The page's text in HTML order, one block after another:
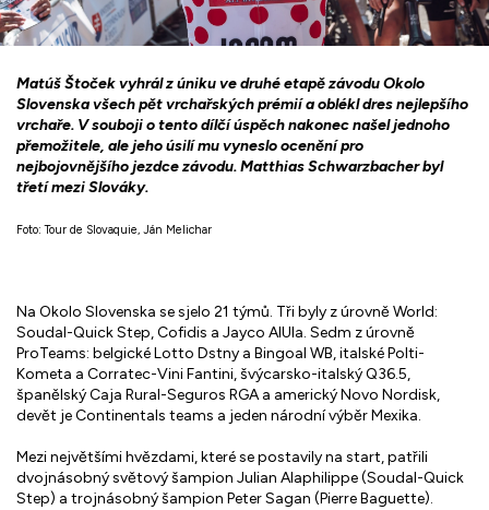
Matúš Štoček vyhrál z úniku ve druhé etapě závodu Okolo
Slovenska všech pět vrchařských prémií a oblékl dres nejlepšího
vrchaře. V souboji o tento dílčí úspěch nakonec našel jednoho
přemožitele, ale jeho úsilí mu vyneslo ocenění pro
nejbojovnějšího jezdce závodu. Matthias Schwarzbacher byl
třetí mezi Slováky.
Foto: Tour de Slovaquie, Ján Melichar
Na Okolo Slovenska se sjelo 21 týmů. Tři byly z úrovně World:
Soudal-Quick Step, Cofidis a Jayco AlUla. Sedm z úrovně
ProTeams: belgické Lotto Dstny a Bingoal WB, italské Polti-
Kometa a Corratec-Vini Fantini, švýcarsko-italský Q36.5,
španělský Caja Rural-Seguros RGA a americký Novo Nordisk,
devět je Continentals teams a jeden národní výběr Mexika.
Mezi největšími hvězdami, které se postavily na start, patřili
dvojnásobný světový šampion Julian Alaphilippe (Soudal-Quick
Step) a trojnásobný šampion Peter Sagan (Pierre Baguette).